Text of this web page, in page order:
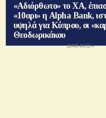
«Αδιόρθωτο» το ΧΑ,
«10αρι» η Alpha Bank,
υψηλά για Κύπρου, οι
Θεοδωρικάκου